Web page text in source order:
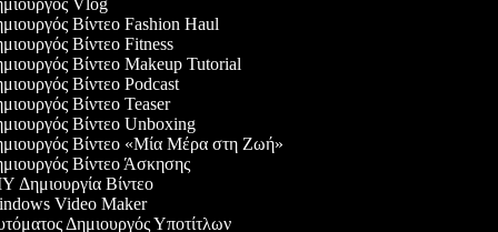
Vlog
Βίντεο Fashion Haul
Βίντεο Fitness
Βίντεο Makeup Tutorial
Βίντεο Podcast
Βίντεο Teaser
Βίντεο Unboxing
Βίντεο «Μία Μέρα στη Ζωή»
Βίντεο Άσκησης
Δημιουργία Βίντεο
Video Maker
Δημιουργός Υποτίτλων